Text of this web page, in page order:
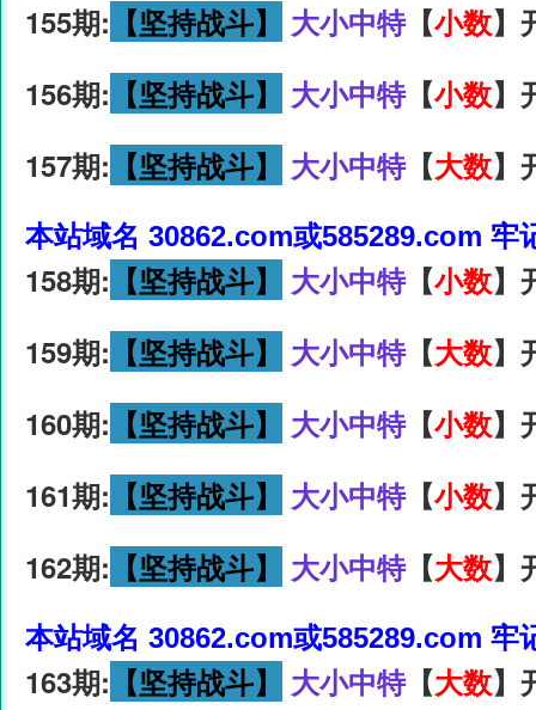
155期: 【坚持战斗】 大小中特【小数】
156期: 【坚持战斗】 大小中特【小数】
157期: 【坚持战斗】 大小中特【大数】
本站域名 30862.com或585289.com 牢
158期: 【坚持战斗】 大小中特【小数】
159期: 【坚持战斗】 大小中特【大数】
160期: 【坚持战斗】 大小中特【小数】
161期: 【坚持战斗】 大小中特【小数】
162期: 【坚持战斗】 大小中特【大数】
本站域名 30862.com或585289.com 牢
163期: 【坚持战斗】 大小中特【大数】